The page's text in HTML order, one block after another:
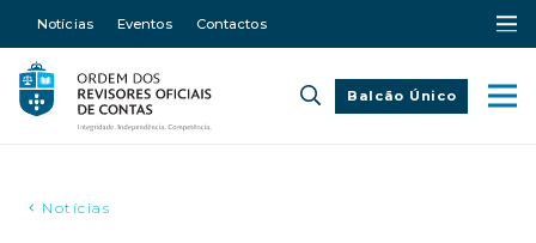
Notícias Eventos Contactos
Balcão Único
Notícias